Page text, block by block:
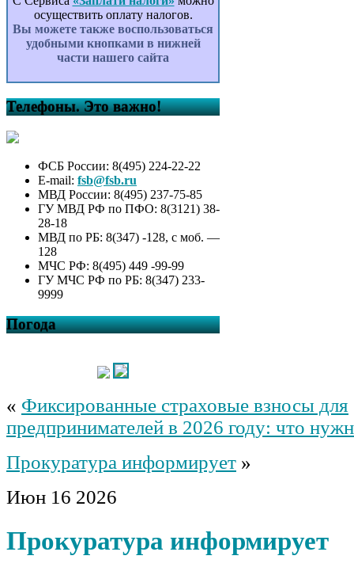
осуществить оплату налогов.
Вы можете также воспользоваться
удобными кнопками в нижней
части нашего сайта
Телефоны. Это важно!
ФСБ России: 8(495) 224-22-22
E-mail: fsb@fsb.ru
МВД России: 8(495) 237-75-85
ГУ МВД РФ по ПФО: 8(3121) 38-
28-18
МВД по РБ: 8(347) -128, с моб. —
128
МЧС РФ: 8(495) 449 -99-99
ГУ МЧС РФ по РБ: 8(347) 233-
9999
Погода
« Фиксированные страховые взносы для
предпринимателей в 2026 году: что
Прокуратура информирует »
Июн 16 2026
Прокуратура информирует